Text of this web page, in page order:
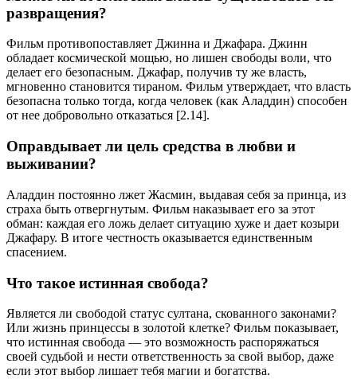
развращения?
Фильм противопоставляет Джинна и Джафара. Джинн
обладает космической мощью, но лишен свободы воли, что
делает его безопасным. Джафар, получив ту же власть,
мгновенно становится тираном. Фильм утверждает, что власть
безопасна только тогда, когда человек (как Аладдин) способен
от нее добровольно отказаться [2.14].
Оправдывает ли цель средства в любви и
выживании?
Аладдин постоянно лжет Жасмин, выдавая себя за принца, из
страха быть отвергнутым. Фильм наказывает его за этот
обман: каждая его ложь делает ситуацию хуже и дает козыри
Джафару. В итоге честность оказывается единственным
спасением.
Что такое истинная свобода?
Является ли свободой статус султана, скованного законами?
Или жизнь принцессы в золотой клетке? Фильм показывает,
что истинная свобода — это возможность распоряжаться
своей судьбой и нести ответственность за свой выбор, даже
если этот выбор лишает тебя магии и богатства.